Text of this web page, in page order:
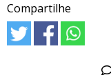
Compartilhe